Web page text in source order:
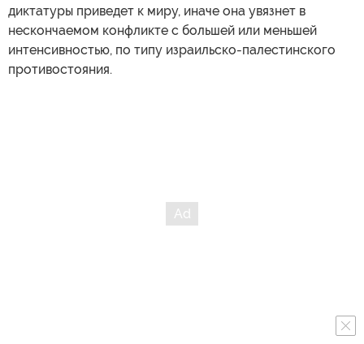
диктатуры приведет к миру, иначе она увязнет в
нескончаемом конфликте с большей или меньшей
интенсивностью, по типу израильско-палестинского
противостояния.